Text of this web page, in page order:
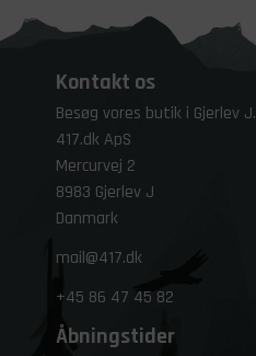
Kontakt os
Besøg vores butik i Gjerlev J.
417.dk ApS
Mercurvej 2
8983 Gjerlev J
Danmark
mail@417.dk
+45 86 47 45 82
Åbningstider